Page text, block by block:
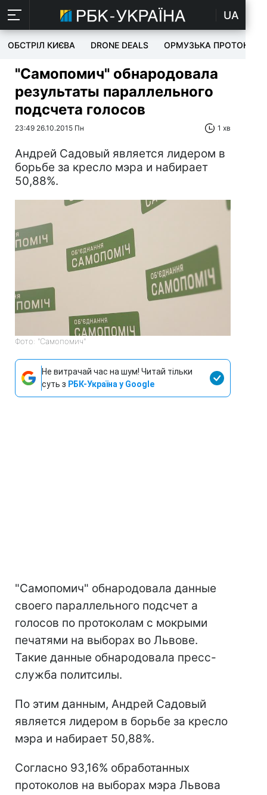
UA
ОБСТРІЛ КИЄВА DRONE DEALS ОРМУЗЬКА ПРОТОКА
"Самопомич" обнародовала
результаты параллельного
подсчета голосов
23:49 26.10.2015 Пн 1 хв
Андрей Садовый является лидером в
борьбе за кресло мэра и набирает
50,88%.
Фото: "Самопомич"
Не витрачай час на шум! Читай тільки
суть з РБК-Україна у Google
"Самопомич" обнародовала данные
своего параллельного подсчет а
голосов по протоколам с мокрыми
печатями на выборах во Львове.
Такие данные обнародовала пресс-
служба политсилы.
По этим данным, Андрей Садовый
является лидером в борьбе за кресло
мэра и набирает 50,88%.
Согласно 93,16% обработанных
протоколов на выборах мэра Львова